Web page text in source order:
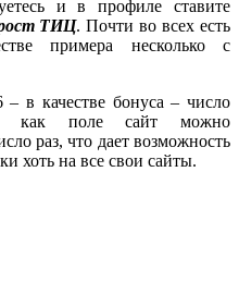
и в профиле ставите
рост ТИЦ. Почти во всех есть
примера несколько с
качестве бонуса – число
как поле сайт можно
раз, что дает возможность
хоть на все свои сайты.